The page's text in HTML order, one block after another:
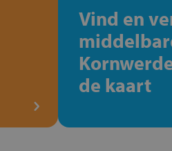
Vind en
de kaart